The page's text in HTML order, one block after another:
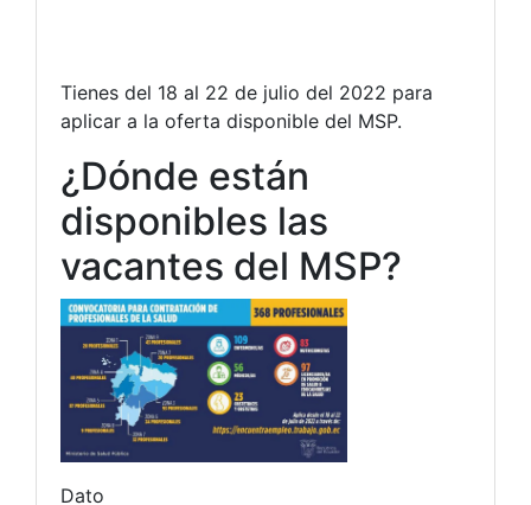
Tienes del 18 al 22 de julio del 2022 para
aplicar a la oferta disponible del MSP.
¿Dónde están
disponibles las
vacantes del MSP?
Dato